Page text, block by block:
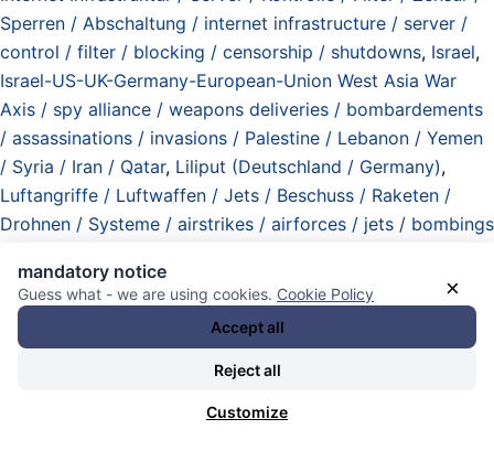
Sperren / Abschaltung / internet infrastructure / server /
control / filter / blocking / censorship / shutdowns, Israel,
Israel-US-UK-Germany-European-Union West Asia War
Axis / spy alliance / weapons deliveries / bombardements
/ assassinations / invasions / Palestine / Lebanon / Yemen
/ Syria / Iran / Qatar, Liliput (Deutschland / Germany),
Luftangriffe / Luftwaffen / Jets / Beschuss / Raketen /
Drohnen / Systeme / airstrikes / airforces / jets / bombings
2025-2049 (Schätzung) / Merz government 2025-2049
(estimate) / CDU-CSU-SPD (once more..),mosquitos /
bitf*cker Inc. / spies / international spy complex / secret
police / state / non-state / contractors / corporations /
on Iran (run-up) / splitting the country after its conquest
×
mandatory notice
Guess what - we are using cookies. Cookie Policy
Accept all
Reject all
Customize